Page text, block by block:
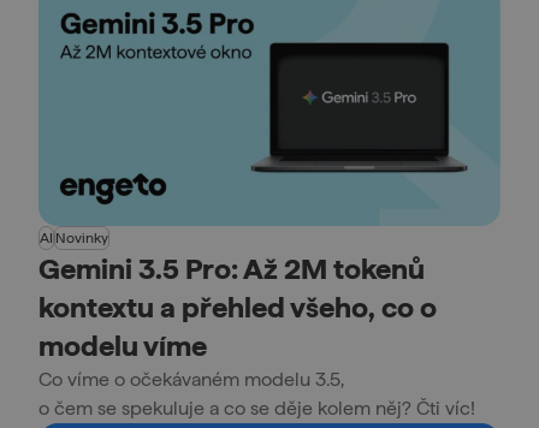
AI Novinky
Gemini 3.5 Pro: Až 2M tokenů
kontextu a přehled všeho, co o
modelu víme
Co víme o očekávaném modelu 3.5,
o čem se spekuluje a co se děje kolem něj? Čti víc!